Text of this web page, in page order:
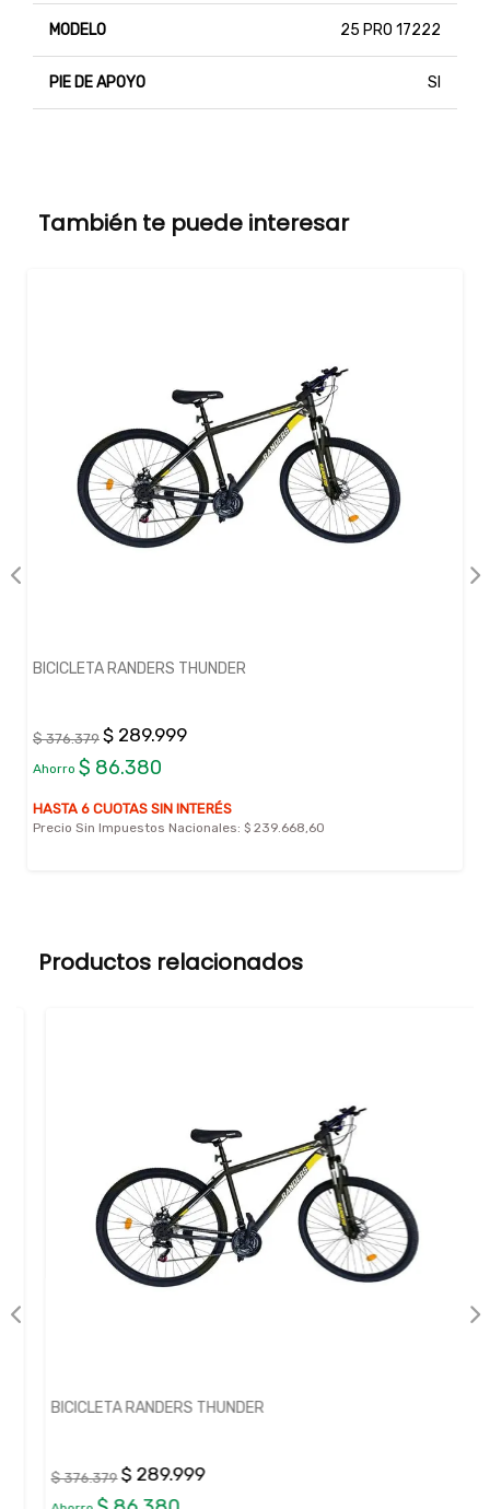
MODELO 25 PRO 17222
PIE DE APOYO SI
También te puede interesar
BICICLETA RANDERS THUNDER
$ 376.379 $ 289.999
Ahorro $ 86.380
HASTA 6 CUOTAS SIN INTERÉS
Precio Sin Impuestos Nacionales: $ 239.668,60
Productos relacionados
BICICLETA RANDERS THUNDER
$ 376.379 $ 289.999